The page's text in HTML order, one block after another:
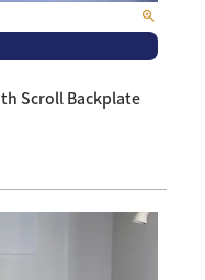
Scroll Backplate